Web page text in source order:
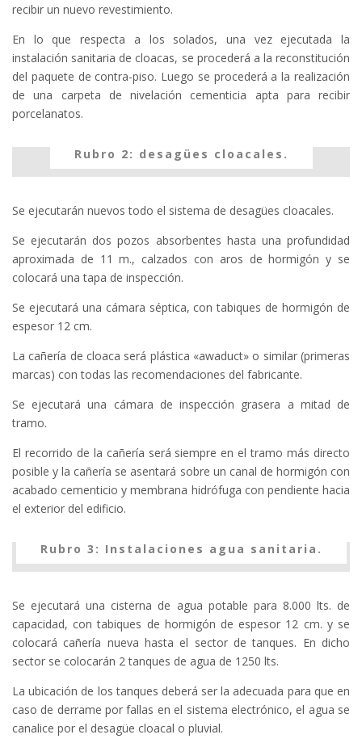
recibir un nuevo revestimiento.
En lo que respecta a los solados, una vez ejecutada la
instalación sanitaria de cloacas, se procederá a la reconstitución
del paquete de contra-piso. Luego se procederá a la realización
de una carpeta de nivelación cementicia apta para recibir
porcelanatos.
Rubro 2: desagües cloacales.
Se ejecutarán nuevos todo el sistema de desagües cloacales.
Se ejecutarán dos pozos absorbentes hasta una profundidad
aproximada de 11 m., calzados con aros de hormigón y se
colocará una tapa de inspección.
Se ejecutará una cámara séptica, con tabiques de hormigón de
espesor 12 cm.
La cañería de cloaca será plástica «awaduct» o similar (primeras
marcas) con todas las recomendaciones del fabricante.
Se ejecutará una cámara de inspección grasera a mitad de
tramo.
El recorrido de la cañería será siempre en el tramo más directo
posible y la cañería se asentará sobre un canal de hormigón con
acabado cementicio y membrana hidrófuga con pendiente hacia
el exterior del edificio.
Rubro 3: Instalaciones agua sanitaria.
Se ejecutará una cisterna de agua potable para 8.000 lts. de
capacidad, con tabiques de hormigón de espesor 12 cm. y se
colocará cañería nueva hasta el sector de tanques. En dicho
sector se colocarán 2 tanques de agua de 1250 lts.
La ubicación de los tanques deberá ser la adecuada para que en
caso de derrame por fallas en el sistema electrónico, el agua se
canalice por el desagüe cloacal o pluvial.